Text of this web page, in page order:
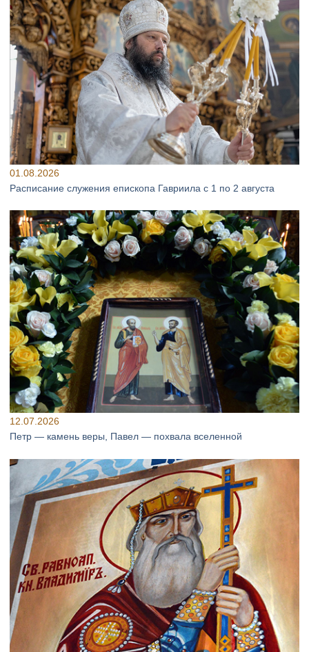
01.08.2026
Расписание служения епископа Гавриила с 1 по 2 августа
12.07.2026
Петр — камень веры, Павел — похвала вселенной